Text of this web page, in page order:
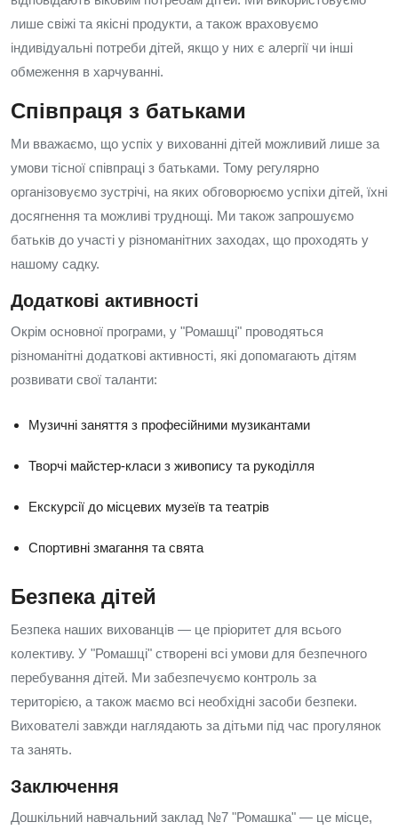
лише свіжі та якісні продукти, а також враховуємо
індивідуальні потреби дітей, якщо у них є алергії чи інші
обмеження в харчуванні.
Співпраця з батьками
Ми вважаємо, що успіх у вихованні дітей можливий лише за
умови тісної співпраці з батьками. Тому регулярно
організовуємо зустрічі, на яких обговорюємо успіхи дітей, їхні
досягнення та можливі труднощі. Ми також запрошуємо
батьків до участі у різноманітних заходах, що проходять у
нашому садку.
Додаткові активності
Окрім основної програми, у "Ромашці" проводяться
різноманітні додаткові активності, які допомагають дітям
розвивати свої таланти:
Музичні заняття з професійними музикантами
Творчі майстер-класи з живопису та рукоділля
Екскурсії до місцевих музеїв та театрів
Спортивні змагання та свята
Безпека дітей
Безпека наших вихованців — це пріоритет для всього
колективу. У "Ромашці" створені всі умови для безпечного
перебування дітей. Ми забезпечуємо контроль за
територією, а також маємо всі необхідні засоби безпеки.
Вихователі завжди наглядають за дітьми під час прогулянок
та занять.
Заключення
Дошкільний навчальний заклад №7 "Ромашка" — це місце,